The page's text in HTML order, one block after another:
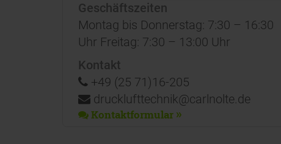
Geschäftszeiten
Montag bis Donnerstag: 7:30 – 16:30
Uhr Freitag: 7:30 – 13:00 Uhr
Kontakt
+49 (25 71)16-205
drucklufttechnik@carlnolte.de
Kontaktformular